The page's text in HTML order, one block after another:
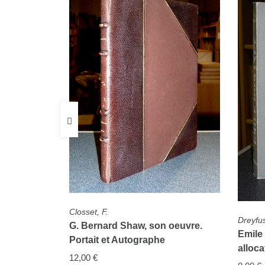
FICHE COMPLÈTE
Closset, F.
G. Bernard Shaw, son oeuvre.
Portait et Autographe
12,00 €
FICHE